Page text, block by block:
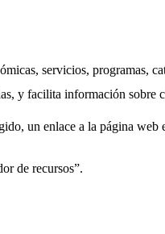
servicios, programas,
y facilita información sobre
un enlace a la página
de recursos”.